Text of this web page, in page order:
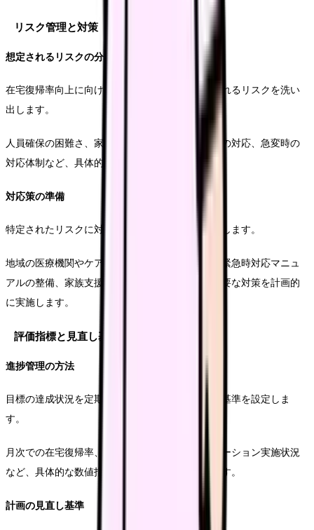
リスク管理と対策
想定されるリスクの分析
在宅復帰率向上に向けた取り組みにおいて想定されるリスクを洗い
出します。
人員確保の困難さ、家族の協力が得られない場合の対応、急変時の
対応体制など、具体的なリスク要因を特定します。
対応策の準備
特定されたリスクに対する具体的な対応策を準備します。
地域の医療機関やケアマネジャーとの連携強化、緊急時対応マニュ
アルの整備、家族支援プログラムの充実など、必要な対策を計画的
に実施します。
評価指標と見直し基準
進捗管理の方法
目標の達成状況を定期的に評価するための指標と基準を設定しま
す。
月次での在宅復帰率、平均在所日数、リハビリテーション実施状況
など、具体的な数値指標による進捗管理を行います。
計画の見直し基準